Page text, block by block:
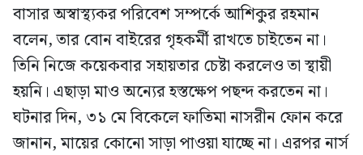
বাসার অস্বাস্থ্যকর পরিবেশ সম্পর্কে আশিকুর রহমান
বলেন, তার বোন বাইরের গৃহকর্মী রাখতে চাইতেন না।
তিনি নিজে কয়েকবার সহায়তার চেষ্টা করলেও তা স্থায়ী
হয়নি। এছাড়া মাও অন্যের হস্তক্ষেপ পছন্দ করতেন না।
ঘটনার দিন, ৩১ মে বিকেলে ফাতিমা নাসরীন ফোন করে
জানান, মায়ের কোনো সাড়া পাওয়া যাচ্ছে না। এরপর নার্স